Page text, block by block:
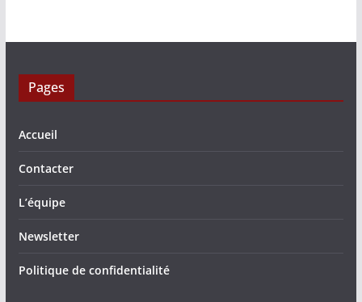
Pages
Accueil
Contacter
L’équipe
Newsletter
Politique de confidentialité